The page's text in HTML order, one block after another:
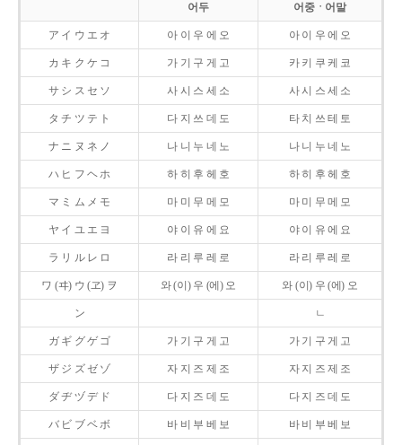
어두 어중ㆍ어말
ア イ ウ エ オ 아 이 우 에 오 아 이 우 에 오
カ キ ク ケ コ 가 기 구 게 고 카 키 쿠 케 코
サ シ ス セ ソ 사 시 스 세 소 사 시 스 세 소
タ チ ツ テ ト 다 지 쓰 데 도 타 치 쓰 테 토
ナ ニ ヌ ネ ノ 나 니 누 네 노 나 니 누 네 노
ハ ヒ フ ヘ ホ 하 히 후 헤 호 하 히 후 헤 호
マ ミ ム メ モ 마 미 무 메 모 마 미 무 메 모
ヤ イ ユ エ ヨ 야 이 유 에 요 야 이 유 에 요
ラ リ ル レ ロ 라 리 루 레 로 라 리 루 레 로
ワ (ヰ) ウ (ヱ) ヲ 와 (이) 우 (에) 오 와 (이) 우 (에) 오
ン ㄴ
ガ ギ グ ゲ ゴ 가 기 구 게 고 가 기 구 게 고
ザ ジ ズ ゼ ゾ 자 지 즈 제 조 자 지 즈 제 조
ダ ヂ ヅ デ ド 다 지 즈 데 도 다 지 즈 데 도
バ ビ ブ ベ ボ 바 비 부 베 보 바 비 부 베 보